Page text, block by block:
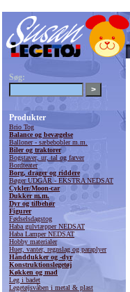
Søg:
Produkter
Brio Tog
Balance og bevægelse
Balloner - sæbebobler m.m.
Biler og traktorer
Bogstaver, ur, tal og farver
Bordteater
Borg, drager og riddere
Bøger UDGÅR - EKSTRA NEDSAT
Cykler/Moon-car
Dukker m.m.
Dyr og tilbehør
Figurer
Fødselsdagstog
Haba gulvtæpper NEDSAT
Haba Lamper NEDSAT
Hobby materialer
Huer, vanter, regnslag og paraplyer
Hånddukker og -dyr
Konstruktionslegetøj
Køkken og mad
Leg i badet
Legetøjsvåben i metal & plast